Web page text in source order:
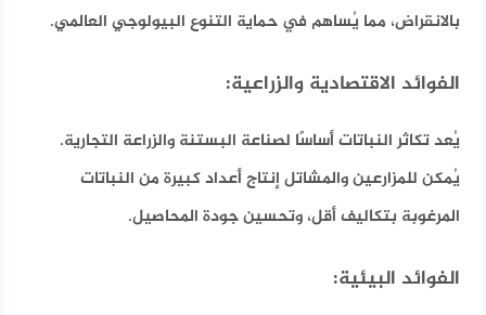
بالانقراض، مما يُساهم في حماية التنوع البيولوجي العالمي.
الفوائد الاقتصادية والزراعية:
يُعد تكاثر النباتات أساسًا لصناعة البستنة والزراعة التجارية.
يُمكن للمزارعين والمشاتل إنتاج أعداد كبيرة من النباتات
المرغوبة بتكاليف أقل، وتحسين جودة المحاصيل.
الفوائد البيئية: